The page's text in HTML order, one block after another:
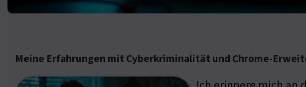
Meine Erfahrungen mit Cyberkriminalität und Chrome-